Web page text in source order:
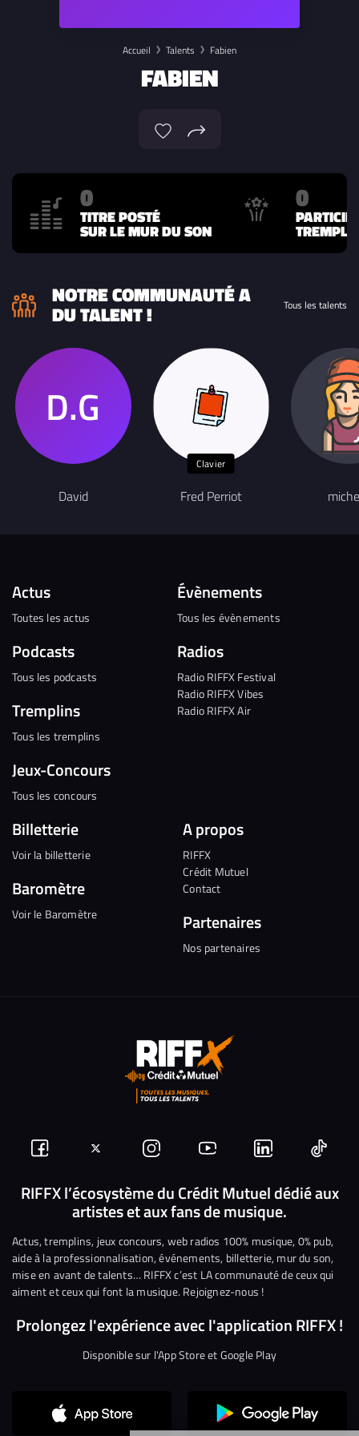
Continuer sans accepter
Accueil Talents Fabien
FABIEN
0
TITRE POSTÉ
SUR LE MUR DU SON
0
NOTRE COMMUNAUTÉ A
DU TALENT ! Tous les talents
David
Clavier
Fred Perriot
Actus
Toutes les actus
Podcasts
Tous les podcasts
Tremplins
Tous les tremplins
Jeux-Concours
Tous les concours
Évènements
Tous les évènements
Radios
Radio RIFFX Festival
Radio RIFFX Vibes
Radio RIFFX Air
Billetterie
Voir la billetterie
Baromètre
Voir le Baromètre
A propos
RIFFX
Crédit Mutuel
Contact
Partenaires
Nos partenaires
Suivez-
nous
Facebook
Suivez-
nous
sur
Twitter
Nous
rejoindre
sur
Instagram
Nous
rejoindre
sur
YouTube
Nous
rejoindre
sur
Linkedin
Nous
RIFFX l’écosystème du Crédit Mutuel dédié aux
artistes et aux fans de musique.
Actus, tremplins, jeux concours, web radios 100% musique, 0% pub,
aide à la professionnalisation, événements, billetterie, mur du son,
mise en avant de talents… RIFFX c’est LA communauté de ceux qui
aiment et ceux qui font la musique. Rejoignez-nous !
Prolongez l'expérience avec l'application RIFFX !
Disponible sur l'App Store et Google Play